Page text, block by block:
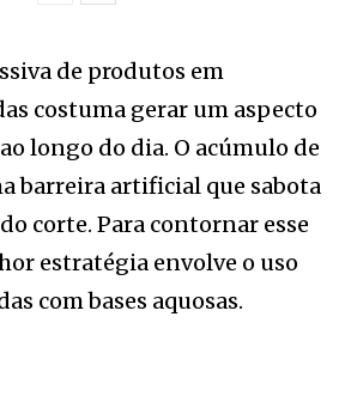
de produtos em
costuma gerar um aspecto
longo do dia. O acúmulo de
barreira artificial que sabota
corte. Para contornar esse
estratégia envolve o uso
com bases aquosas.